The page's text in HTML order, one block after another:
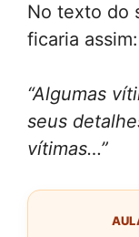
No texto do
ficaria assim:
“Algumas
seus
vítimas…”